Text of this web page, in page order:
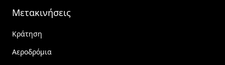
Μετακινήσεις
Κράτηση
Αεροδρόμια